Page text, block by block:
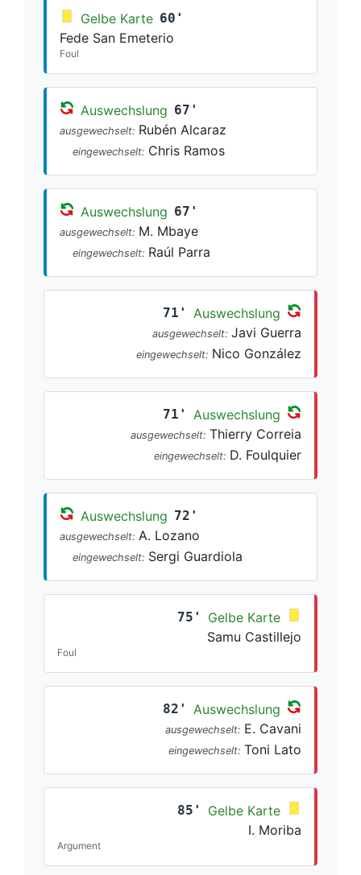
Gelbe Karte 60'
Fede San Emeterio
Foul
Auswechslung 67'
ausgewechselt: Rubén Alcaraz
eingewechselt: Chris Ramos
Auswechslung 67'
ausgewechselt: M. Mbaye
eingewechselt: Raúl Parra
71' Auswechslung
ausgewechselt: Javi Guerra
eingewechselt: Nico González
71' Auswechslung
ausgewechselt: Thierry Correia
eingewechselt: D. Foulquier
Auswechslung 72'
ausgewechselt: A. Lozano
eingewechselt: Sergi Guardiola
75'
Gelbe Karte
Samu Castillejo
Foul
82' Auswechslung
ausgewechselt: E. Cavani
eingewechselt: Toni Lato
85'
Gelbe Karte
I. Moriba
Argument